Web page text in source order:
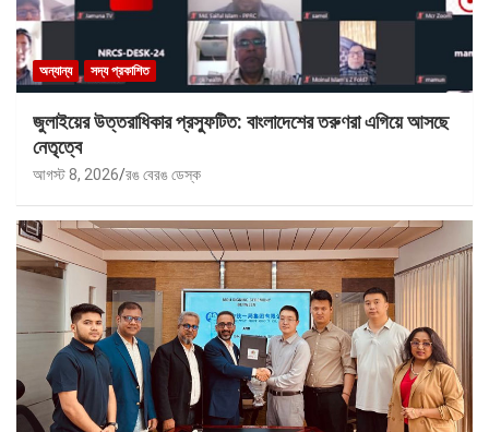
অন্যান্য সদ্য প্রকাশিত
জুলাইয়ের উত্তরাধিকার প্রস্ফুটিত: বাংলাদেশের তরুণরা এগিয়ে আসছে
নেতৃত্বে
আগস্ট 8, 2026 রঙ বেরঙ ডেস্ক